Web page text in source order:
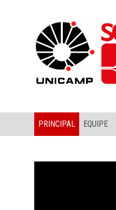
PRINCIPAL EQUIPE